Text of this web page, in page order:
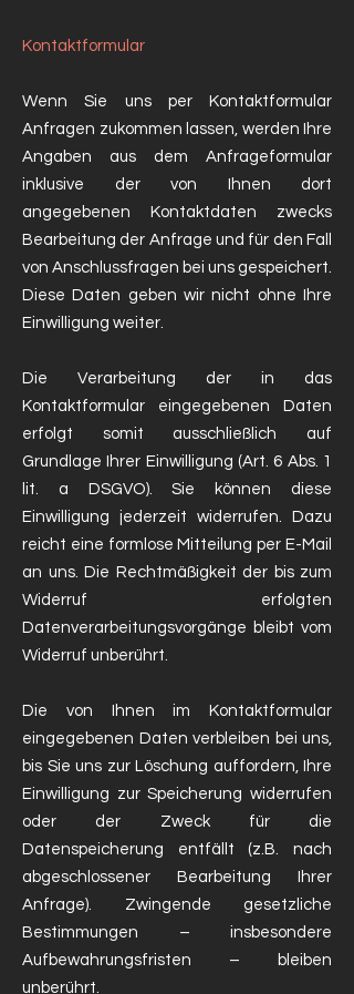
Kontaktformular
Wenn Sie uns per Kontaktformular
Anfragen zukommen lassen, werden Ihre
Angaben aus dem Anfrageformular
inklusive der von Ihnen dort
angegebenen Kontaktdaten zwecks
Bearbeitung der Anfrage und für den Fall
von Anschlussfragen bei uns gespeichert.
Diese Daten geben wir nicht ohne Ihre
Einwilligung weiter.
Die Verarbeitung der in das
Kontaktformular eingegebenen Daten
erfolgt somit ausschließlich auf
Grundlage Ihrer Einwilligung (Art. 6 Abs. 1
lit. a DSGVO). Sie können diese
Einwilligung jederzeit widerrufen. Dazu
reicht eine formlose Mitteilung per E-Mail
an uns. Die Rechtmäßigkeit der bis zum
Widerruf erfolgten
Datenverarbeitungsvorgänge bleibt vom
Widerruf unberührt.
Die von Ihnen im Kontaktformular
eingegebenen Daten verbleiben bei uns,
bis Sie uns zur Löschung auffordern, Ihre
Einwilligung zur Speicherung widerrufen
oder der Zweck für die
Datenspeicherung entfällt (z.B. nach
abgeschlossener Bearbeitung Ihrer
Anfrage). Zwingende gesetzliche
Bestimmungen – insbesondere
Aufbewahrungsfristen – bleiben
unberührt.